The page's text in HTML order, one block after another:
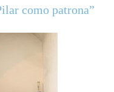
como patrona”